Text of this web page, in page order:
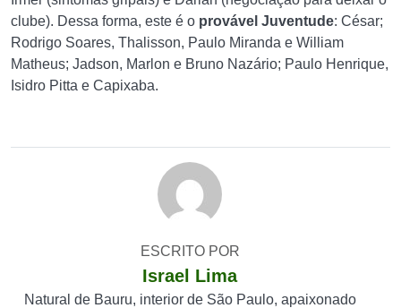
clube). Dessa forma, este é o provável Juventude: César;
Rodrigo Soares, Thalisson, Paulo Miranda e William
Matheus; Jadson, Marlon e Bruno Nazário; Paulo Henrique,
Isidro Pitta e Capixaba.
ESCRITO POR
Israel Lima
Natural de Bauru, interior de São Paulo, apaixonado